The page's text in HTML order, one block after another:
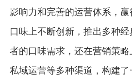
影响力和完善的运营体系，
口味上不断创新，推出多种
者的口味需求，还在营销策
私域运营等多种渠道，构建